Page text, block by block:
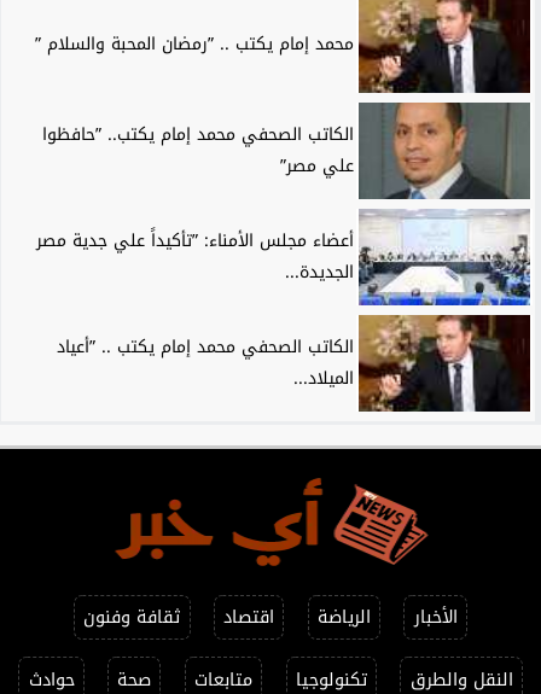
محمد إمام يكتب .. ”رمضان المحبة والسلام ”
الكاتب الصحفي محمد إمام يكتب.. ”حافظوا
علي مصر”
أعضاء مجلس الأمناء: ”تأكيداً علي جدية مصر
الجديدة...
الكاتب الصحفي محمد إمام يكتب .. ”أعياد
الميلاد...
الأخبار الرياضة اقتصاد
ثقافة وفنون
النقل والطرق
تكنولوجيا متابعات صحة حوادث